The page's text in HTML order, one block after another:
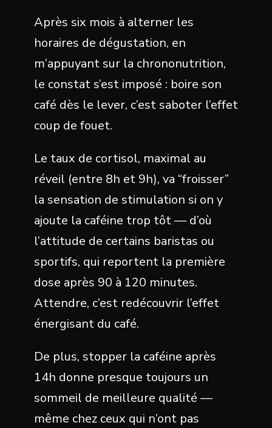
Après six mois à alterner les
horaires de dégustation, en
m’appuyant sur la chrononutrition,
le constat s’est imposé : boire son
café dès le lever, c’est saboter l’effet
coup de fouet.
Le taux de cortisol, maximal au
réveil (entre 8h et 9h), va “froisser”
la sensation de stimulation si on y
ajoute la caféine trop tôt — d’où
l’attitude de certains baristas ou
sportifs, qui reportent la première
dose après 90 à 120 minutes.
Attendre, c’est redécouvrir l’effet
énergisant du café.
De plus, stopper la caféine après
14h donne presque toujours un
sommeil de meilleure qualité —
même chez ceux qui n’ont pas